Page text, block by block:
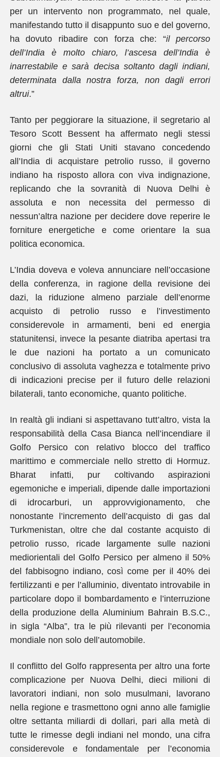
per un intervento non programmato, nel quale,
manifestando tutto il disappunto suo e del governo,
ha dovuto ribadire con forza che: “il percorso
dell’India è molto chiaro, l’ascesa dell’India è
inarrestabile e sarà decisa soltanto dagli indiani,
determinata dalla nostra forza, non dagli errori
altrui.”
Tanto per peggiorare la situazione, il segretario al
Tesoro Scott Bessent ha affermato negli stessi
giorni che gli Stati Uniti stavano concedendo
all’India di acquistare petrolio russo, il governo
indiano ha risposto allora con viva indignazione,
replicando che la sovranità di Nuova Delhi è
assoluta e non necessita del permesso di
nessun’altra nazione per decidere dove reperire le
forniture energetiche e come orientare la sua
politica economica.
L’India doveva e voleva annunciare nell’occasione
della conferenza, in ragione della revisione dei
dazi, la riduzione almeno parziale dell’enorme
acquisto di petrolio russo e l’investimento
considerevole in armamenti, beni ed energia
statunitensi, invece la pesante diatriba apertasi tra
le due nazioni ha portato a un comunicato
conclusivo di assoluta vaghezza e totalmente privo
di indicazioni precise per il futuro delle relazioni
bilaterali, tanto economiche, quanto politiche.
In realtà gli indiani si aspettavano tutt’altro, vista la
responsabilità della Casa Bianca nell’incendiare il
Golfo Persico con relativo blocco del traffico
marittimo e commerciale nello stretto di Hormuz.
Bharat infatti, pur coltivando aspirazioni
egemoniche e imperiali, dipende dalle importazioni
di idrocarburi, un approvvigionamento, che
nonostante l’incremento dell’acquisto di gas dal
Turkmenistan, oltre che dal costante acquisto di
petrolio russo, ricade largamente sulle nazioni
mediorientali del Golfo Persico per almeno il 50%
del fabbisogno indiano, così come per il 40% dei
fertilizzanti e per l’alluminio, diventato introvabile in
particolare dopo il bombardamento e l’interruzione
della produzione della Aluminium Bahrain B.S.C.,
in sigla “Alba”, tra le più rilevanti per l’economia
mondiale non solo dell’automobile.
Il conflitto del Golfo rappresenta per altro una forte
complicazione per Nuova Delhi, dieci milioni di
lavoratori indiani, non solo musulmani, lavorano
nella regione e trasmettono ogni anno alle famiglie
oltre settanta miliardi di dollari, pari alla metà di
tutte le rimesse degli indiani nel mondo, una cifra
considerevole e fondamentale per l’economia